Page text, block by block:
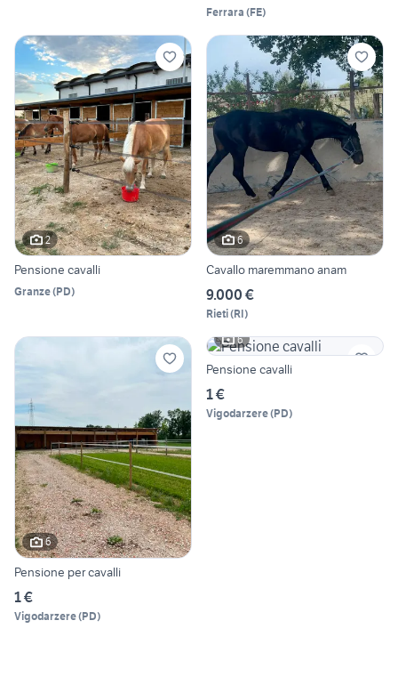
Ferrara (FE)
2
Pensione cavalli
Granze(PD)
6
Cavallo maremmano anam
9.000 €
Rieti(RI)
6
Pensione per cavalli
1 €
Vigodarzere(PD)
6
Pensione cavalli
1 €
Vigodarzere(PD)